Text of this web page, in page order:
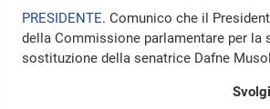
PRESIDENTE. Comunico che il
della Commissione parlamentare per la
sostituzione della senatrice Dafne